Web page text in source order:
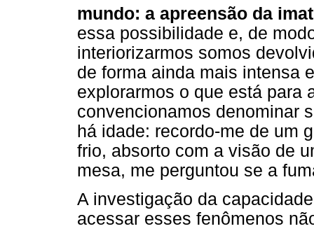
mundo: a apreensão da
essa possibilidade e, de
interiorizarmos somos
de forma ainda mais intensa
explorarmos o que está para
convencionamos denominar
há idade: recordo-me de um
frio, absorto com a visão de
mesa, me perguntou se a
A investigação da
acessar esses fenômenos